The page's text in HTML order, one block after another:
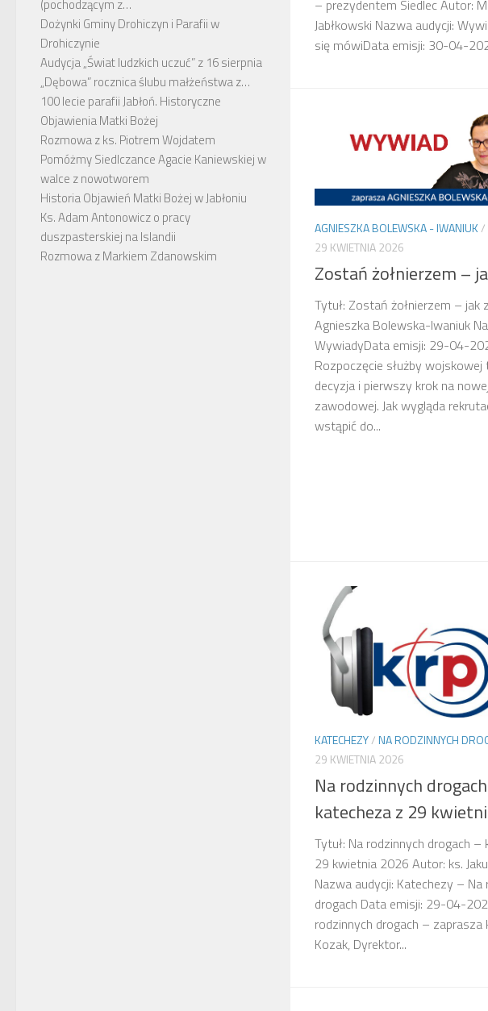
– prezydentem Siedlec Autor:
Jabłkowski Nazwa audycji:
się mówiData emisji: 30-04-
AGNIESZKA BOLEWSKA - IWANIUK/
29 KWIETNIA 2026
Zostań żołnierzem –
Tytuł: Zostań żołnierzem – jak
Agnieszka Bolewska-Iwaniuk
WywiadyData emisji: 29-04-
Rozpoczęcie służby
decyzja i pierwszy krok na
zawodowej. Jak wygląda
wstąpić do...
KATECHEZY/NA RODZINNYCH
29 KWIETNIA 2026
Na rodzinnych
katecheza z 29
Tytuł: Na rodzinnych drogach –
29 kwietnia 2026 Autor: ks.
Nazwa audycji: Katechezy – Na
drogach Data emisji: 29-04-
rodzinnych drogach – zaprasza
Kozak, Dyrektor...
(pochodzącym z…
Dożynki Gminy Drohiczyn i Parafii w
Drohiczynie
Audycja „Świat ludzkich uczuć” z 16 sierpnia
„Dębowa” rocznica ślubu małżeństwa z…
100 lecie parafii Jabłoń. Historyczne
Objawienia Matki Bożej
Rozmowa z ks. Piotrem Wojdatem
Pomóżmy Siedlczance Agacie Kaniewskiej w
walce z nowotworem
Historia Objawień Matki Bożej w Jabłoniu
Ks. Adam Antonowicz o pracy
duszpasterskiej na Islandii
Rozmowa z Markiem Zdanowskim